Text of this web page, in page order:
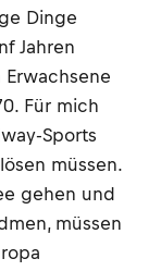
Dinge
Jahren
Für mich
Sports
müssen.
gehen und
müssen